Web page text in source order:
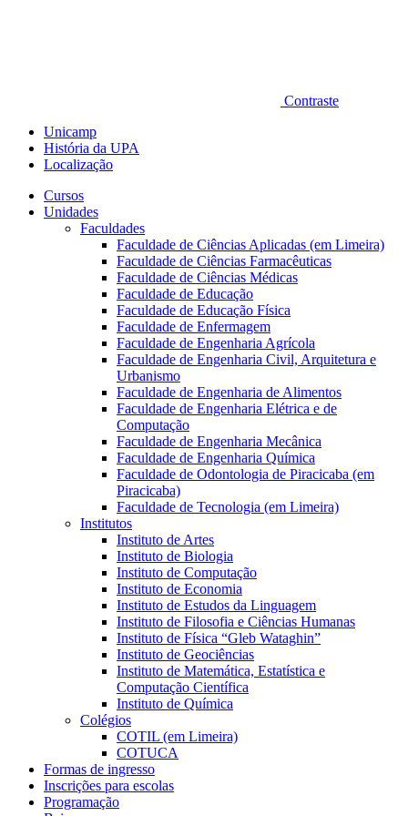
Contraste
Unicamp
História da UPA
Localização
Cursos
Unidades
Faculdades
Faculdade de Ciências Aplicadas (em Limeira)
Faculdade de Ciências Farmacêuticas
Faculdade de Ciências Médicas
Faculdade de Educação
Faculdade de Educação Física
Faculdade de Enfermagem
Faculdade de Engenharia Agrícola
Faculdade de Engenharia Civil, Arquitetura e
Urbanismo
Faculdade de Engenharia de Alimentos
Faculdade de Engenharia Elétrica e de
Computação
Faculdade de Engenharia Mecânica
Faculdade de Engenharia Química
Faculdade de Odontologia de Piracicaba (em
Piracicaba)
Faculdade de Tecnologia (em Limeira)
Institutos
Instituto de Artes
Instituto de Biologia
Instituto de Computação
Instituto de Economia
Instituto de Estudos da Linguagem
Instituto de Filosofia e Ciências Humanas
Instituto de Física “Gleb Wataghin”
Instituto de Geociências
Instituto de Matemática, Estatística e
Computação Científica
Instituto de Química
Colégios
COTIL (em Limeira)
COTUCA
Formas de ingresso
Inscrições para escolas
Programação